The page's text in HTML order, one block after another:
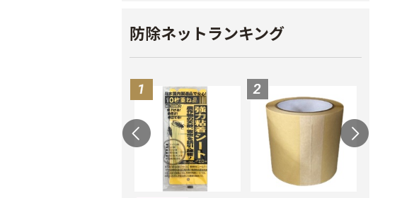
防除ネットランキング